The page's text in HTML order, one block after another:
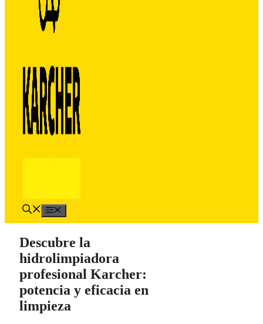
Descubre la
hidrolimpiadora
profesional Karcher:
potencia y eficacia en
limpieza